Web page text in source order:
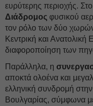
ευρύτερης περιοχής. Στο
Διάδρομος φυσικού
τον ρόλο των δύο
Κεντρική και
διαφοροποίηση των
Παράλληλα, η
αποκτά ολοένα και
ελληνική συνδρομή
Βουλγαρίας, σύμφωνα με